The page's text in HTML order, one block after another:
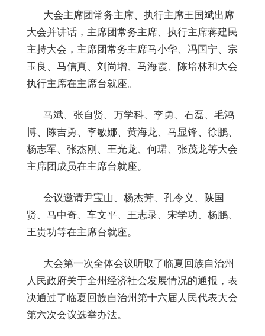
大会主席团常务主席、执行主席王国斌出席
大会并讲话，主席团常务主席、执行主席蒋建民
主持大会，主席团常务主席马小华、冯国宁、宗
玉良、马信真、刘尚增、马海霞、陈培林和大会
执行主席在主席台就座。
马斌、张自贤、万学科、李勇、石磊、毛鸿
博、陈吉勇、李敏娜、黄海龙、马显锋、徐鹏、
杨志军、张杰刚、王光龙、何珺、张茂龙等大会
主席团成员在主席台就座。
会议邀请尹宝山、杨杰芳、孔令义、陕国
贤、马中奇、车文平、王志录、宋学功、杨鹏、
王贵功等在主席台就座。
大会第一次全体会议听取了临夏回族自治州
人民政府关于全州经济社会发展情况的通报，表
决通过了临夏回族自治州第十六届人民代表大会
第六次会议选举办法。